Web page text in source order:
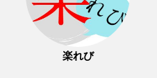
楽れび